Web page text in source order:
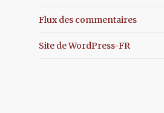
Flux des commentaires
Site de WordPress-FR